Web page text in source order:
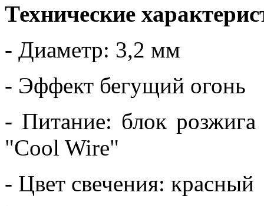
Технические
- Диаметр: 3,2 мм
- Эффект бегущий огонь
- Питание: блок
"Cool Wire"
- Цвет свечения: красный